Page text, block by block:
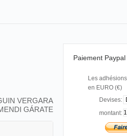
VERGARA
GÁRATE
Paiement Paypal
Les
en EURO (€)
Devises:
montant: